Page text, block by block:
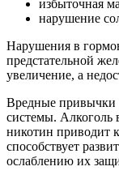
избыточная
нарушение
Нарушения в
предстательной
увеличение, а
Вредные привычки
системы. Алкоголь
никотин приводит
способствует
ослаблению их